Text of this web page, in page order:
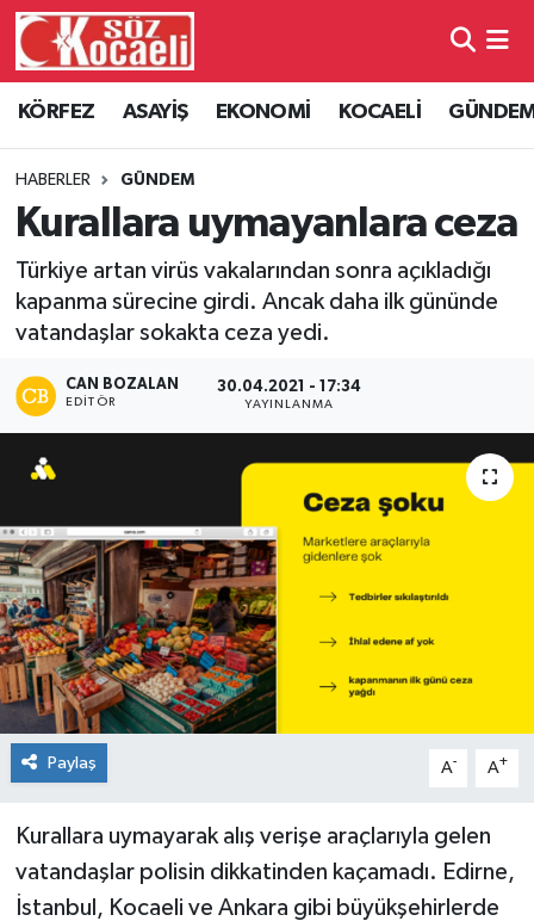
KÖRFEZ ASAYİŞ EKONOMİ KOCAELİ
HABERLER GÜNDEM
Kurallara uymayanlara ceza
Türkiye artan virüs vakalarından sonra açıkladığı
kapanma sürecine girdi. Ancak daha ilk gününde
vatandaşlar sokakta ceza yedi.
CAN BOZALAN
EDITÖR
30.04.2021 - 17:34
YAYINLANMA
Paylaş A- A+
Kurallara uymayarak alış verişe araçlarıyla gelen
vatandaşlar polisin dikkatinden kaçamadı. Edirne,
İstanbul, Kocaeli ve Ankara gibi büyükşehirlerde
Kocaeli Hava Durumu
Kocaeli Namaz Vakitleri
Kocaeli Trafik Yoğunluk Haritası
Süper Lig Puan Durumu ve Fikstür
Tüm Manşetler